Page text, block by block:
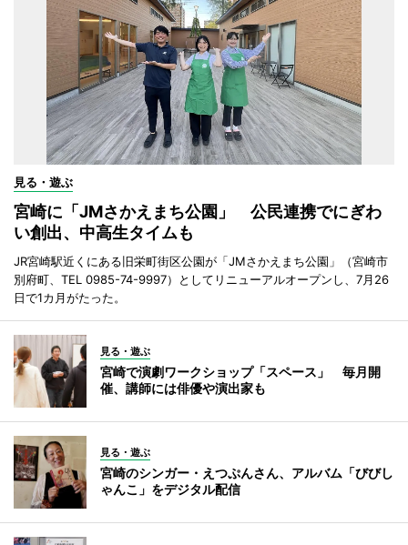
見る・遊ぶ
宮崎に「JMさかえまち公園」 公民連携でにぎわ
い創出、中高生タイムも
JR宮崎駅近くにある旧栄町街区公園が「JMさかえまち公園」（宮崎市
別府町、TEL 0985-74-9997）としてリニューアルオープンし、7月26
日で1カ月がたった。
見る・遊ぶ
宮崎で演劇ワークショップ「スペース」 毎月開
催、講師には俳優や演出家も
見る・遊ぶ
宮崎のシンガー・えつぷんさん、アルバム「びびし
ゃんこ」をデジタル配信